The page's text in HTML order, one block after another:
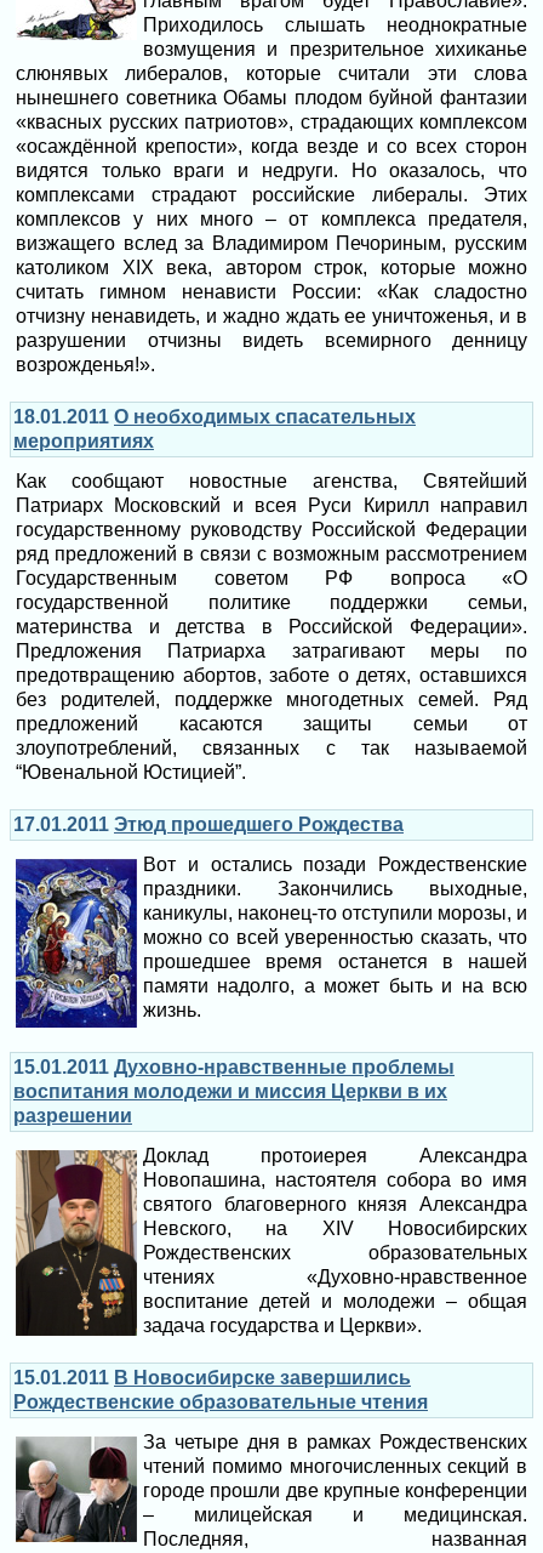
Приходилось слышать неоднократные
возмущения и презрительное хихиканье
слюнявых либералов, которые считали эти слова
нынешнего советника Обамы плодом буйной фантазии
«квасных русских патриотов», страдающих комплексом
«осаждённой крепости», когда везде и со всех сторон
видятся только враги и недруги. Но оказалось, что
комплексами страдают российские либералы. Этих
комплексов у них много – от комплекса предателя,
визжащего вслед за Владимиром Печориным, русским
католиком XIX века, автором строк, которые можно
считать гимном ненависти России: «Как сладостно
отчизну ненавидеть, и жадно ждать ее уничтоженья, и в
разрушении отчизны видеть всемирного денницу
возрожденья!».
18.01.2011 О необходимых спасательных
мероприятиях
Как сообщают новостные агенства, Святейший
Патриарх Московский и всея Руси Кирилл направил
государственному руководству Российской Федерации
ряд предложений в связи с возможным рассмотрением
Государственным советом РФ вопроса «О
государственной политике поддержки семьи,
материнства и детства в Российской Федерации».
Предложения Патриарха затрагивают меры по
предотвращению абортов, заботе о детях, оставшихся
без родителей, поддержке многодетных семей. Ряд
предложений касаются защиты семьи от
злоупотреблений, связанных с так называемой
“Ювенальной Юстицией”.
17.01.2011 Этюд прошедшего Рождества
Вот и остались позади Рождественские
праздники. Закончились выходные,
каникулы, наконец-то отступили морозы, и
можно со всей уверенностью сказать, что
прошедшее время останется в нашей
памяти надолго, а может быть и на всю
жизнь.
15.01.2011 Духовно-нравственные проблемы
воспитания молодежи и миссия Церкви в их
разрешении
Доклад протоиерея Александра
Новопашина, настоятеля собора во имя
святого благоверного князя Александра
Невского, на XIV Новосибирских
Рождественских образовательных
чтениях «Духовно-нравственное
воспитание детей и молодежи – общая
задача государства и Церкви».
15.01.2011 В Новосибирске завершились
Рождественские образовательные чтения
За четыре дня в рамках Рождественских
чтений помимо многочисленных секций в
городе прошли две крупные конференции
– милицейская и медицинская.
Последняя, названная